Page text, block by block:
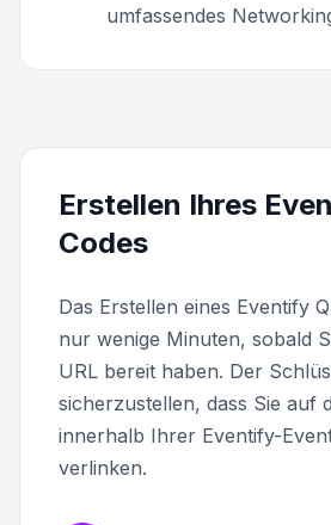
umfassendes
Erstellen Ihres
Codes
Das Erstellen eines Eventify
nur wenige Minuten, sobald
URL bereit haben. Der
sicherzustellen, dass Sie auf
innerhalb Ihrer Eventify-
verlinken.